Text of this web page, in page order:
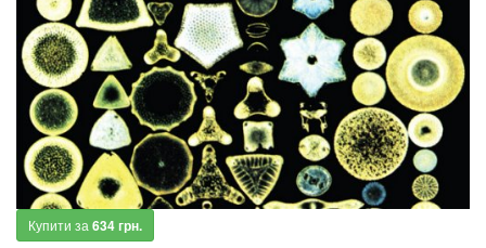
Купити за 634 грн.